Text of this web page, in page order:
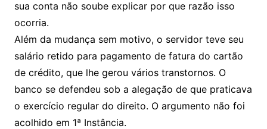
sua conta não soube explicar por que razão isso
ocorria.
Além da mudança sem motivo, o servidor teve seu
salário retido para pagamento de fatura do cartão
de crédito, que lhe gerou vários transtornos. O
banco se defendeu sob a alegação de que praticava
o exercício regular do direito. O argumento não foi
acolhido em 1ª Instância.